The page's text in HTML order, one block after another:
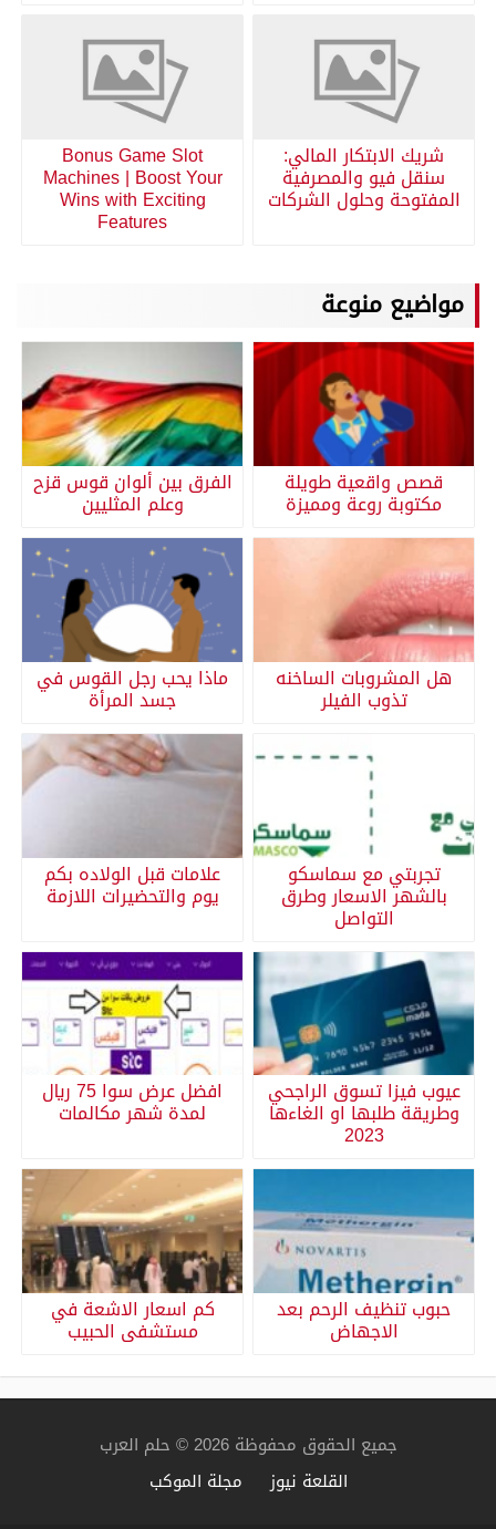
شريك الابتكار المالي:
سنقل فيو والمصرفية
المفتوحة وحلول الشركات
Bonus Game Slot
Machines | Boost Your
Wins with Exciting
Features
مواضيع منوعة
قصص واقعية طويلة
مكتوبة روعة ومميزة
الفرق بين ألوان قوس قزح
وعلم المثليين
هل المشروبات الساخنه
تذوب الفيلر
ماذا يحب رجل القوس في
جسد المرأة
تجربتي مع سماسكو
بالشهر الاسعار وطرق
التواصل
علامات قبل الولاده بكم
يوم والتحضيرات اللازمة
عيوب فيزا تسوق الراجحي
وطريقة طلبها او الغاءها
2023
افضل عرض سوا 75 ريال
لمدة شهر مكالمات
حبوب تنظيف الرحم بعد
الاجهاض
كم اسعار الاشعة في
مستشفى الحبيب
جميع الحقوق محفوظة 2026 © حلم العرب
القلعة نيوز
مجلة الموكب